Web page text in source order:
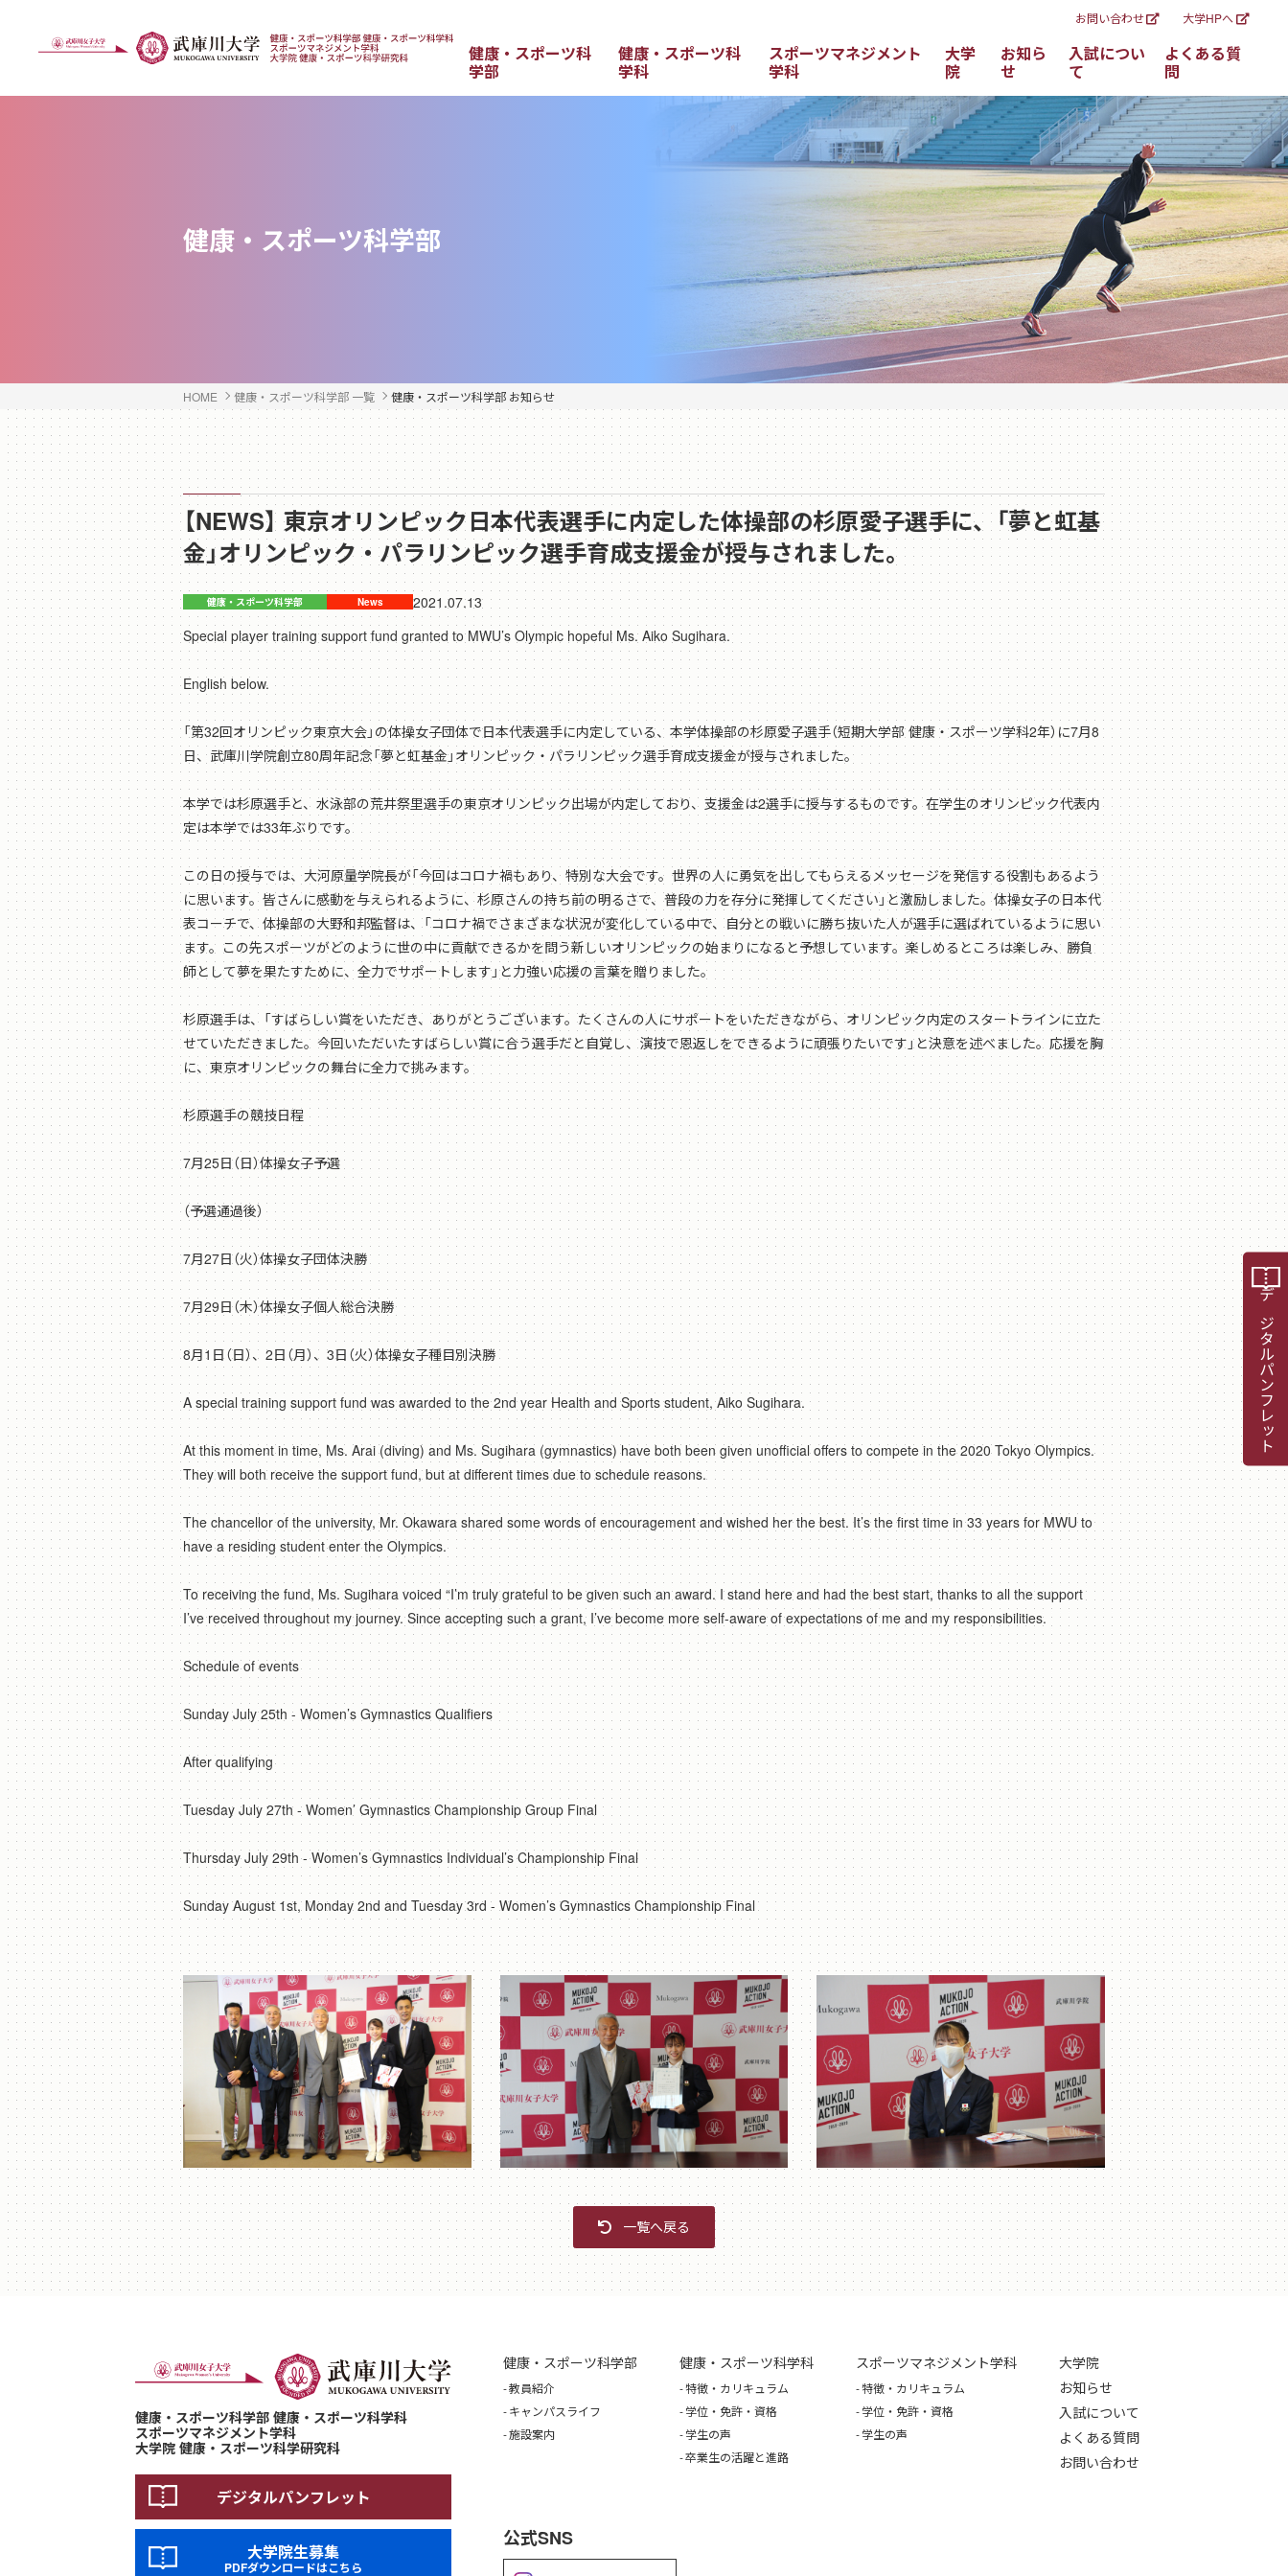
お問い合わせ 大学HPへ
健康・スポーツ科
学部
健康・スポーツ科
学科
スポーツマネジメント
学科
大学
院
お知ら
せ
入試につい
て
よくある質
問
健康・スポーツ科学部
HOME 健康・スポーツ科学部 一覧 健康・スポーツ科学部 お知らせ
【NEWS】 東京オリンピック日本代表選手に内定した体操部の杉原愛子選手に、「夢と虹基
金」オリンピック・パラリンピック選手育成支援金が授与されました。
2021.07.13
Special player training support fund granted to MWU’s Olympic hopeful Ms. Aiko Sugihara.
English below.
「第32回オリンピック東京大会」の体操女子団体で日本代表選手に内定している、本学体操部の杉原愛子選手（短期大学部 健康・スポーツ学科2年）に7月8
日、武庫川学院創立80周年記念「夢と虹基金」オリンピック・パラリンピック選手育成支援金が授与されました。
本学では杉原選手と、水泳部の荒井祭里選手の東京オリンピック出場が内定しており、支援金は2選手に授与するものです。在学生のオリンピック代表内
定は本学では33年ぶりです。
この日の授与では、大河原量学院長が「今回はコロナ禍もあり、特別な大会です。世界の人に勇気を出してもらえるメッセージを発信する役割もあるよう
に思います。皆さんに感動を与えられるように、杉原さんの持ち前の明るさで、普段の力を存分に発揮してください」と激励しました。体操女子の日本代
表コーチで、体操部の大野和邦監督は、「コロナ禍でさまざまな状況が変化している中で、自分との戦いに勝ち抜いた人が選手に選ばれているように思い
ます。この先スポーツがどのように世の中に貢献できるかを問う新しいオリンピックの始まりになると予想しています。楽しめるところは楽しみ、勝負
師として夢を果たすために、全力でサポートします」と力強い応援の言葉を贈りました。
杉原選手は、「すばらしい賞をいただき、ありがとうございます。たくさんの人にサポートをいただきながら、オリンピック内定のスタートラインに立た
せていただきました。今回いただいたすばらしい賞に合う選手だと自覚し、演技で恩返しをできるように頑張りたいです」と決意を述べました。応援を胸
に、東京オリンピックの舞台に全力で挑みます。
杉原選手の競技日程
7月25日（日）体操女子予選
（予選通過後）
7月27日（火）体操女子団体決勝
7月29日（木）体操女子個人総合決勝
8月1日（日）、2日（月）、3日（火）体操女子種目別決勝
A special training support fund was awarded to the 2nd year Health and Sports student, Aiko Sugihara.
At this moment in time, Ms. Arai (diving) and Ms. Sugihara (gymnastics) have both been given unofficial offers to compete in the 2020 Tokyo Olympics.
They will both receive the support fund, but at different times due to schedule reasons.
The chancellor of the university, Mr. Okawara shared some words of encouragement and wished her the best. It’s the first time in 33 years for MWU to
have a residing student enter the Olympics.
To receiving the fund, Ms. Sugihara voiced “I’m truly grateful to be given such an award. I stand here and had the best start, thanks to all the support
I’ve received throughout my journey. Since accepting such a grant, I’ve become more self-aware of expectations of me and my responsibilities.
Schedule of events
Sunday July 25th - Women’s Gymnastics Qualifiers
After qualifying
Tuesday July 27th - Women’ Gymnastics Championship Group Final
Thursday July 29th - Women’s Gymnastics Individual’s Championship Final
Sunday August 1st, Monday 2nd and Tuesday 3rd - Women’s Gymnastics Championship Final
一覧へ戻る
デジタルパンフレット
健康・スポーツ科学部 健康・スポーツ科学科
スポーツマネジメント学科
大学院 健康・スポーツ科学研究科
デジタルパンフレット
大学院生募集
PDFダウンロードはこちら
健康・スポーツ科学部
教員紹介
キャンパスライフ
施設案内
健康・スポーツ科学科
特徴・カリキュラム
学位・免許・資格
学生の声
卒業生の活躍と進路
スポーツマネジメント学科
特徴・カリキュラム
学位・免許・資格
学生の声
大学院
お知らせ
入試について
よくある質問
お問い合わせ
公式SNS